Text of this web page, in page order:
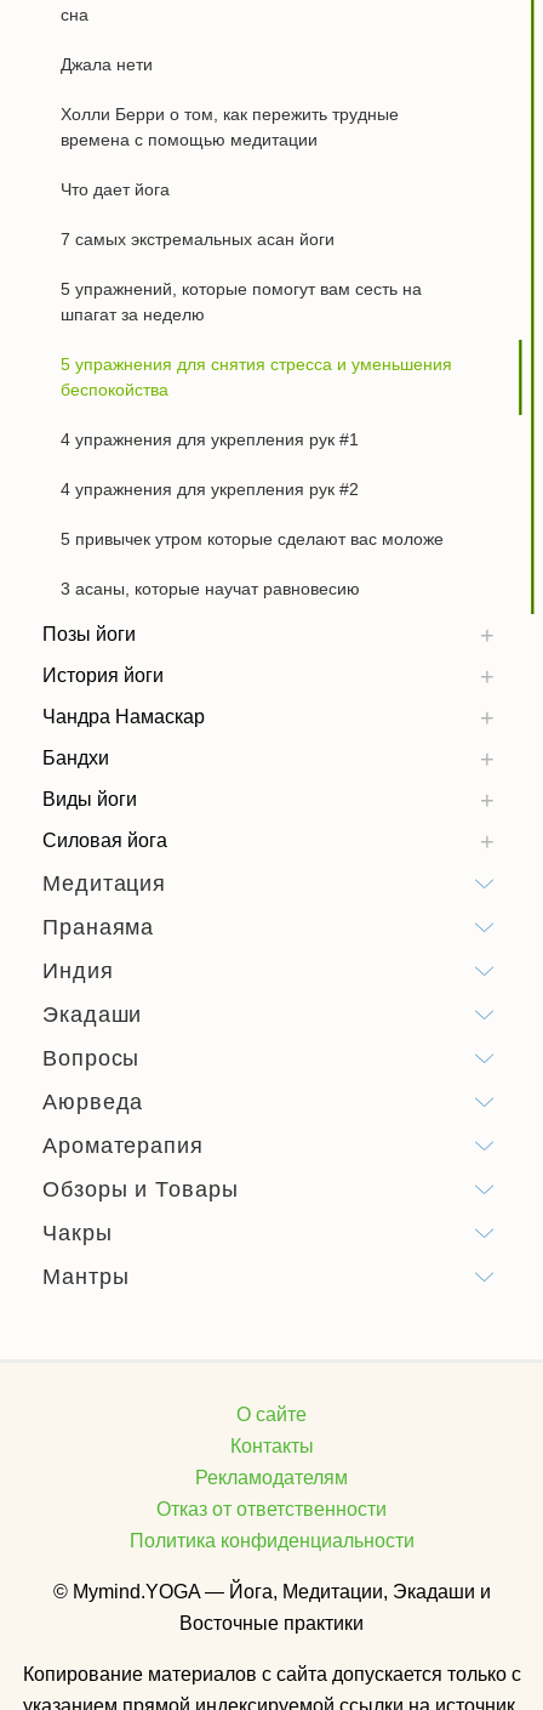
сна
Джала нети
Холли Берри о том, как пережить трудные
времена с помощью медитации
Что дает йога
7 самых экстремальных асан йоги
5 упражнений, которые помогут вам сесть на
шпагат за неделю
5 упражнения для снятия стресса и уменьшения
беспокойства
4 упражнения для укрепления рук #1
4 упражнения для укрепления рук #2
5 привычек утром которые сделают вас моложе
3 асаны, которые научат равновесию
Позы йоги
История йоги
Чандра Намаскар
Бандхи
Виды йоги
Силовая йога
Медитация
Пранаяма
Индия
Экадаши
Вопросы
Аюрведа
Ароматерапия
Обзоры и Товары
Чакры
Мантры
О сайте
Контакты
Рекламодателям
Отказ от ответственности
Политика конфиденциальности
© Mymind.YOGA — Йога, Медитации, Экадаши и
Восточные практики
Копирование материалов с сайта допускается только с
указанием прямой индексируемой ссылки на источник.